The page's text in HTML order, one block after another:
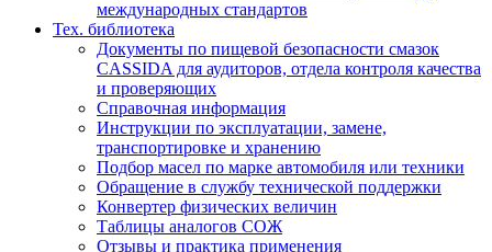
международных стандартов
Тех. библиотека
Документы по пищевой безопасности смазок
CASSIDA для аудиторов, отдела контроля качества
и проверяющих
Справочная информация
Инструкции по эксплуатации, замене,
транспортировке и хранению
Подбор масел по марке автомобиля или техники
Обращение в службу технической поддержки
Конвертер физических величин
Таблицы аналогов СОЖ
Отзывы и практика применения